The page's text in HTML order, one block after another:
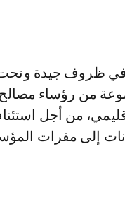
في ظروف جيدة
من رؤساء مصالح
من أجل
إلى مقرات